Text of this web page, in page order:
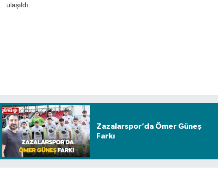
ulaşıldı.
Zazalarspor’da Ömer Güneş
Farkı